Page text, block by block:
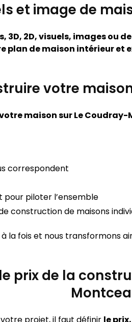
et image de
3D, 2D, visuels, images ou
plan de maison intérieur et
votre
maison sur Le Coudray-
correspondent
pour piloter l’ensemble
construction de maisons
la fois et nous transformons
prix de la